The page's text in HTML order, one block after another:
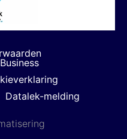
Datalek-melding